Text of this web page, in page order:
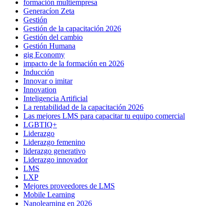
formación multiempresa
Generacíon Zeta
Gestión
Gestión de la capacitación 2026
Gestión del cambio
Gestión Humana
gig Economy
impacto de la formación en 2026
Inducción
Innovar o imitar
Innovation
Inteligencia Artificial
La rentabilidad de la capacitación 2026
Las mejores LMS para capacitar tu equipo comercial
LGBTIQ+
Liderazgo
Liderazgo femenino
liderazgo generativo
Liderazgo innovador
LMS
LXP
Mejores proveedores de LMS
Mobile Learning
Nanolearning en 2026